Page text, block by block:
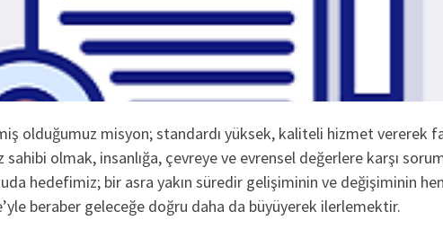
olduğumuz misyon; standardı yüksek, kaliteli hizmet vererek
olmak, insanlığa, çevreye ve evrensel değerlere karşı
hedefimiz; bir asra yakın süredir gelişiminin ve değişiminin
beraber geleceğe doğru daha da büyüyerek ilerlemektir.